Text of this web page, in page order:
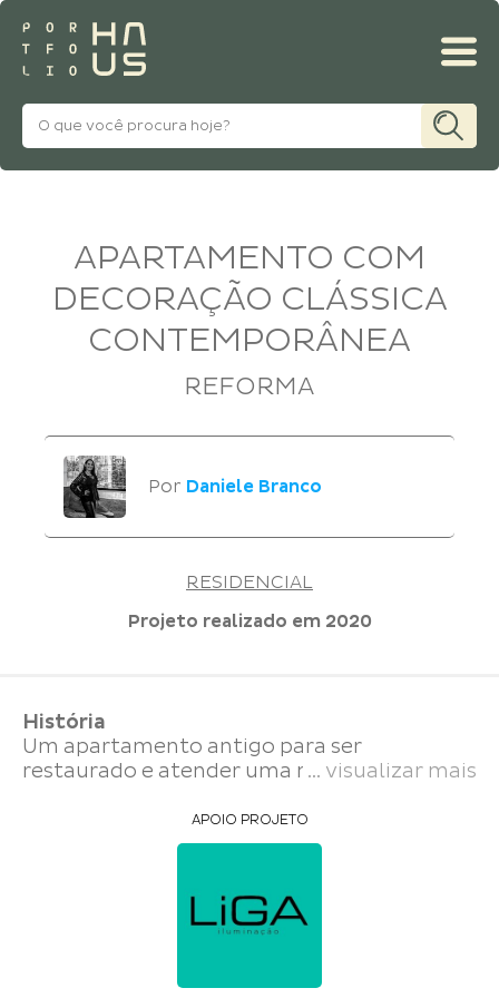
APARTAMENTO COM
DECORAÇÃO CLÁSSICA
CONTEMPORÂNEA
REFORMA
Por Daniele Branco
RESIDENCIAL
Projeto realizado em 2020
História
Um apartamento antigo para ser
restaurado e atender uma nova reforma
tempo com a aplicação de tendências e
inovações para deixar os ambientes lindos e
Proposta e solução
deixar o apartamento totalmente
... visualizar mais
APOIO PROJETO